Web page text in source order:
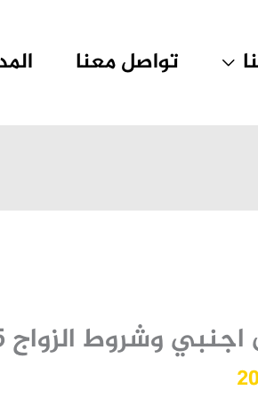
تواصل معنا
وشروط الزواج 2025؟